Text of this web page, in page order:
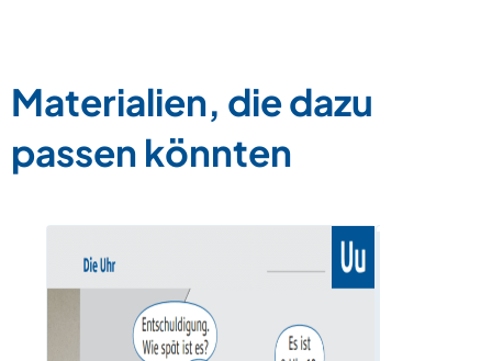
Materialien, die dazu
passen könnten